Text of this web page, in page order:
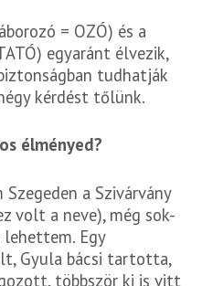
= OZÓ) és a
egyaránt élvezik,
tudhatják
kérdést tőlünk.
élményed?
a Szivárvány
volt a neve), még sok-
Egy
Gyula bácsi tartotta,
többször ki is vitt